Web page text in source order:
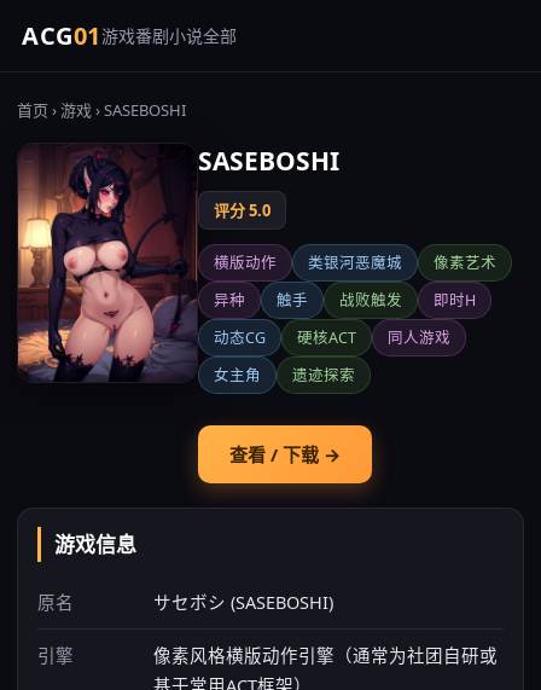
ACG01游戏番剧小说全部
首页 ›游戏› SASEBOSHI
SASEBOSHI
评分 5.0
横版动作 类银河恶魔城
像素艺术
异种
触手 战败触发
即时H
动态CG
硬核ACT
同人游戏
女主角
遗迹探索
查看 / 下载 →
游戏信息
原名 サセボシ (SASEBOSHI)
引擎
像素风格横版动作引擎（通常为社团自研或
基于常用ACT框架）